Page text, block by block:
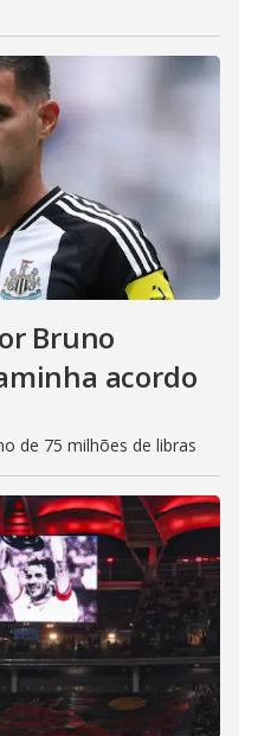
Bruno
acordo
de 75 milhões de libras